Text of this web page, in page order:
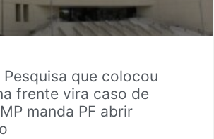
que colocou
frente vira caso de
manda PF abrir